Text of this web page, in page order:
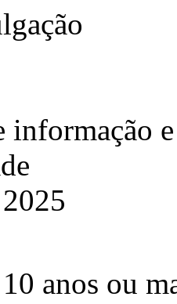
informação
10 anos ou